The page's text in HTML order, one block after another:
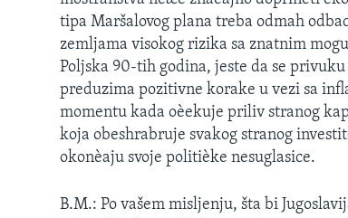
tipa Maršalovog plana treba odmah
zemljama visokog rizika sa znatnim
Poljska 90-tih godina, jeste da se
preduzima pozitivne korake u vezi sa
momentu kada oèekuje priliv stranog
koja obeshrabruje svakog stranog
okonèaju svoje politièke nesuglasice.
B.M.: Po vašem misljenju, šta bi